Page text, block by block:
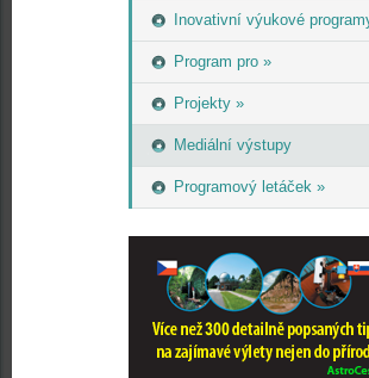
Inovativní výukové
Program pro »
Projekty »
Mediální výstupy
Programový letáček »